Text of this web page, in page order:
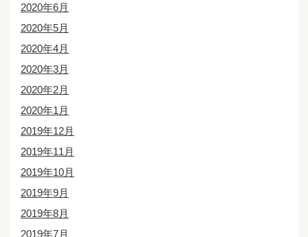
2020年6月
2020年5月
2020年4月
2020年3月
2020年2月
2020年1月
2019年12月
2019年11月
2019年10月
2019年9月
2019年8月
2019年7月